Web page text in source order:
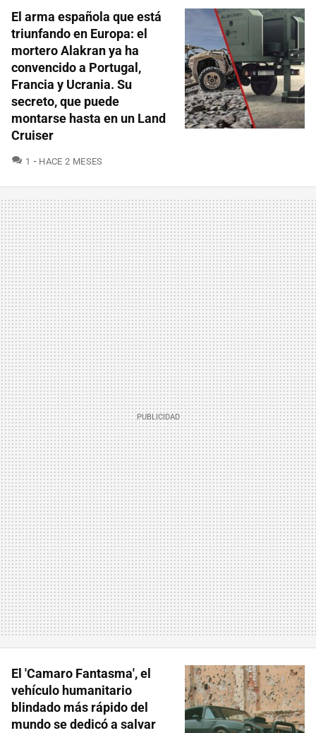
El arma española que está
triunfando en Europa: el
mortero Alakran ya ha
convencido a Portugal,
Francia y Ucrania. Su
secreto, que puede
montarse hasta en un Land
Cruiser
1 COMENTARIOS
HACE 2 MESES
El 'Camaro Fantasma', el
vehículo humanitario
blindado más rápido del
mundo se dedicó a salvar